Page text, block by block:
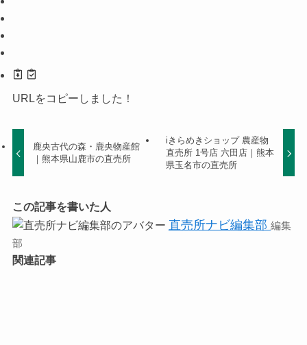
URLをコピーしました！
鹿央古代の森・鹿央物産館
｜熊本県山鹿市の直売所
iきらめきショップ 農産物
直売所 1号店 六田店｜熊本
県玉名市の直売所
この記事を書いた人
直売所ナビ編集部 編集
部
関連記事